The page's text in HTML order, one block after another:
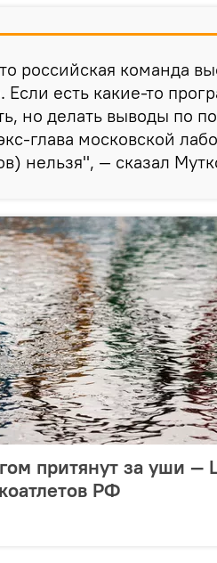
российская команда
Если есть какие-то
но делать выводы по
глава московской
нельзя", — сказал
притянут за уши —
РФ